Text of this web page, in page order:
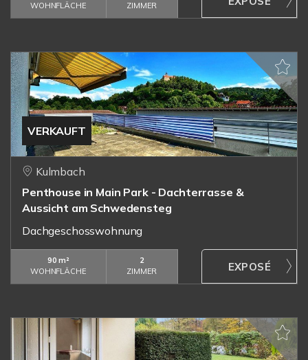
WOHNFLÄCHE
ZIMMER
VERKAUFT
Kulmbach
Penthouse in Main Park - Dachterrasse &
Aussicht am Schwedensteg
Dachgeschosswohnung
90 m²
WOHNFLÄCHE
2
ZIMMER